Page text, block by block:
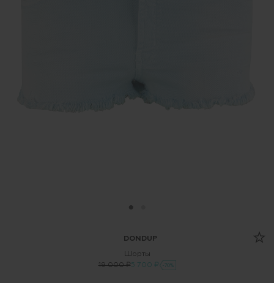
DONDUP
Шорты
19 000 ₽5 700 ₽ -70%